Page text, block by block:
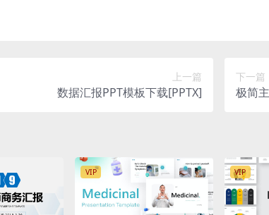
上一篇
数据汇报PPT模板下载[PPTX]
下一篇
极简
VIP VIP